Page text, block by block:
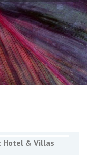
Hotel & Villas